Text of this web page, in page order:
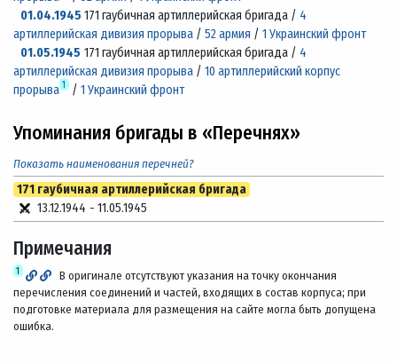
01.04.1945171 гаубичная артиллерийская бригада / 4
артиллерийская дивизия прорыва / 52 армия / 1 Украинский фронт
01.05.1945171 гаубичная артиллерийская бригада / 4
артиллерийская дивизия прорыва / 10 артиллерийский корпус
прорыва 1 / 1 Украинский фронт
Упоминания бригады в «Перечнях»
Показать наименования перечней?
171 гаубичная артиллерийская бригада
13.12.1944 - 11.05.1945
Примечания
1
В оригинале отсутствуют указания на точку окончания
перечисления соединений и частей, входящих в состав корпуса; при
подготовке материала для размещения на сайте могла быть допущена
ошибка.